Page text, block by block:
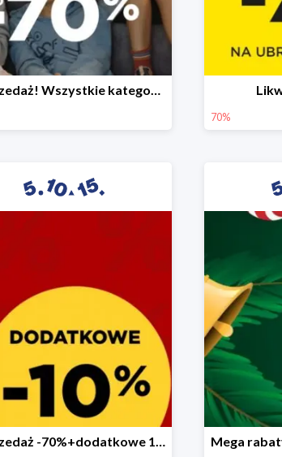
Wyprzedaż! Wszystkie kategorie do -70%
70%
Wyprzedaż -70%+dodatkowe 10%